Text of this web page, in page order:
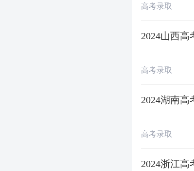
7月8日 高
7月9日 浙
（一）普
第一段:
高考录取
2024山西高
高考录取
2024湖南高
高考录取
2024浙江高